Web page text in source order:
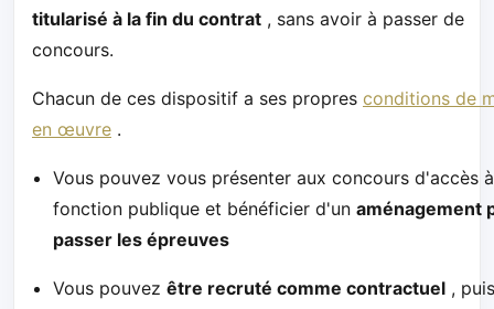
titularisé à la fin du contrat , sans avoir à passer de
concours.
Chacun de ces dispositif a ses propres conditions de
en œuvre .
Vous pouvez vous présenter aux concours d'accès
fonction publique et bénéficier d'unaménagement
passer les épreuves
Vous pouvezêtre recruté comme contractuel ,